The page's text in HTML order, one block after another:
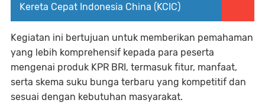
Kereta Cepat Indonesia China (KCIC)
Kegiatan ini bertujuan untuk memberikan pemahaman
yang lebih komprehensif kepada para peserta
mengenai produk KPR BRI, termasuk fitur, manfaat,
serta skema suku bunga terbaru yang kompetitif dan
sesuai dengan kebutuhan masyarakat.